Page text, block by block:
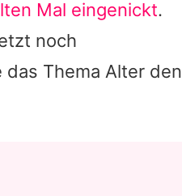
Mal eingenickt.
noch
Thema Alter den